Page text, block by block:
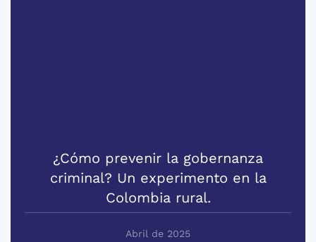
¿Cómo prevenir la gobernanza
criminal? Un experimento en la
Colombia rural.
Abril de 2025